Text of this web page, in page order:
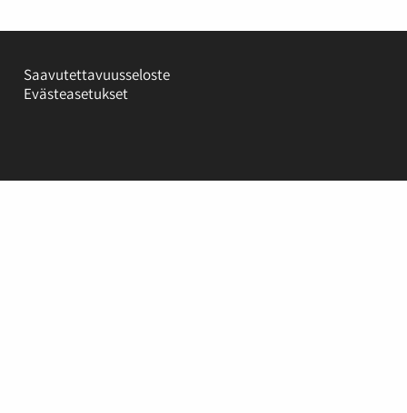
Saavutettavuusseloste
Evästeasetukset